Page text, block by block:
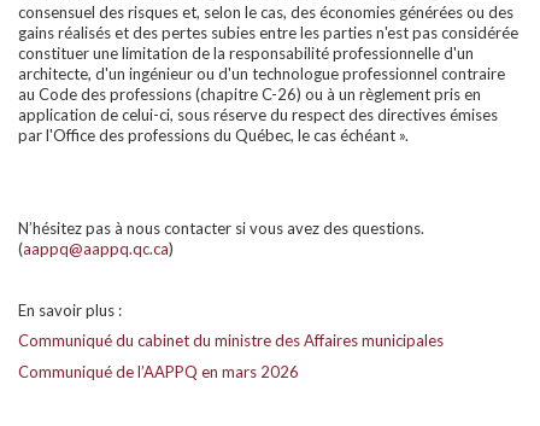
consensuel des risques et, selon le cas, des économies générées ou des
gains réalisés et des pertes subies entre les parties n'est pas considérée
constituer une limitation de la responsabilité professionnelle d'un
architecte, d'un ingénieur ou d'un technologue professionnel contraire
au Code des professions (chapitre C-26) ou à un règlement pris en
application de celui-ci, sous réserve du respect des directives émises
par l'Office des professions du Québec, le cas échéant ».
N’hésitez pas à nous contacter si vous avez des questions.
(aappq@aappq.qc.ca)
En savoir plus :
Communiqué du cabinet du ministre des Affaires municipales
Communiqué de l’AAPPQ en mars 2026